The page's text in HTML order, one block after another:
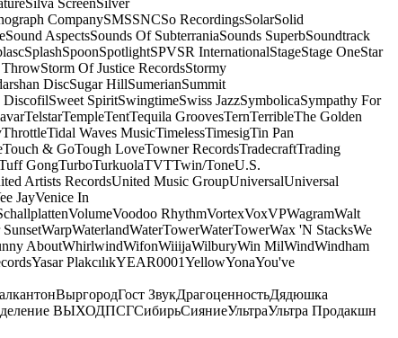
Silva ScreenSilver
CompanySMSSNCSo RecordingsSolarSolid
Sound AspectsSounds Of SubterraniaSounds SuperbSoundtrack
SplashSpoonSpotlightSPVSR InternationalStageStage OneStar
ThrowStorm Of Justice RecordsStormy
DiscSugar HillSumerianSummit
DiscofilSweet SpiritSwingtimeSwiss JazzSymbolicaSympathy For
TelstarTempleTentTequila GroovesTernTerribleThe Golden
ThrottleTidal Waves MusicTimelessTimesigTin Pan
Touch & GoTough LoveTowner RecordsTradecraftTrading
GongTurboTurkuolaTVTTwin/ToneU.S.
Artists RecordsUnited Music GroupUniversalUniversal
JayVenice In
VolumeVoodoo RhythmVortexVoxVPWagramWalt
WarpWaterlandWaterTowerWaterTowerWax 'N StacksWe
AboutWhirlwindWifonWiiijaWilburyWin MilWindWindham
Yasar PlakcılıkYEAR0001YellowYonaYou've
ВыргородГост ЗвукДрагоценностьДядюшка
ВЫХОДПСГСибирьСияниеУльтраУльтра Продакшн